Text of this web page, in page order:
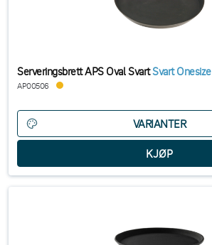
Serveringsbrett APS Oval SvartSvart Onesize
AP00506
VARIANTER